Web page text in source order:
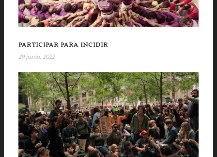
PARTICIPAR PARA INCIDIR
29 junio, 2022